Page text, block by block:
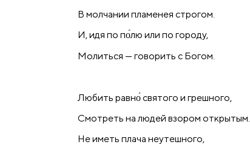
В молчании пламенея строгом.
И, идя по по́лю или по городу,
Молиться — говорить с Богом.
Любить равно́ святого и грешного,
Смотреть на людей взором открытым.
Не иметь плача неутешного,